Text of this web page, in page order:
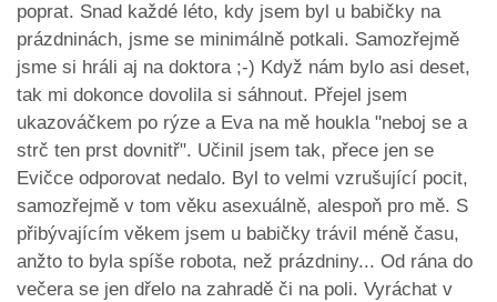
poprat. Snad každé léto, kdy jsem byl u babičky na
prázdninách, jsme se minimálně potkali. Samozřejmě
jsme si hráli aj na doktora ;-) Když nám bylo asi deset,
tak mi dokonce dovolila si sáhnout. Přejel jsem
ukazováčkem po rýze a Eva na mě houkla "neboj se a
strč ten prst dovnitř". Učinil jsem tak, přece jen se
Evičce odporovat nedalo. Byl to velmi vzrušující pocit,
samozřejmě v tom věku asexuálně, alespoň pro mě. S
přibývajícím věkem jsem u babičky trávil méně času,
anžto to byla spíše robota, než prázdniny... Od rána do
večera se jen dřelo na zahradě či na poli. Vyráchat v